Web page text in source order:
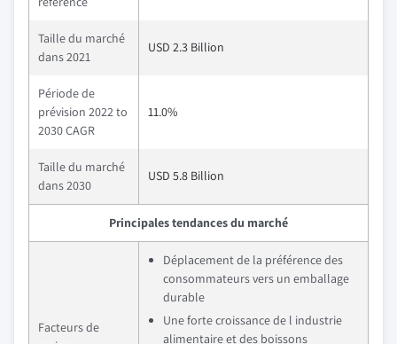
Taille du marché
dans 2021
USD 2.3 Billion
Période de
prévision 2022 to
2030 CAGR
11.0%
Taille du marché
dans 2030
USD 5.8 Billion
Principales tendances du marché
Facteurs de
Déplacement de la préférence des
consommateurs vers un emballage
durable
Une forte croissance de l industrie
alimentaire et des boissons